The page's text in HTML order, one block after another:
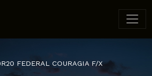
FEDERAL COURAGIA F/X